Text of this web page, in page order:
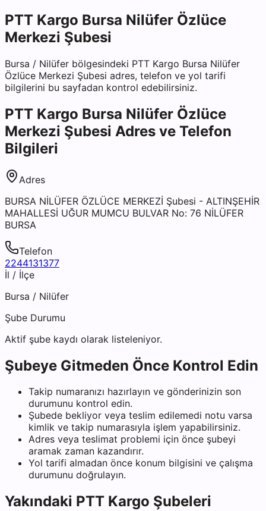
PTT Kargo Bursa Nilüfer Özlüce
Merkezi Şubesi
Bursa / Nilüfer bölgesindeki PTT Kargo Bursa Nilüfer
Özlüce Merkezi Şubesi adres, telefon ve yol tarifi
bilgilerini bu sayfadan kontrol edebilirsiniz.
PTT Kargo Bursa Nilüfer Özlüce
Merkezi Şubesi Adres ve Telefon
Bilgileri
Adres
BURSA NİLÜFER ÖZLÜCE MERKEZİ Şubesi - ALTINŞEHİR
MAHALLESİ UĞUR MUMCU BULVAR No: 76 NİLÜFER
BURSA
Telefon
2244131377
İl / İlçe
Bursa / Nilüfer
Şube Durumu
Aktif şube kaydı olarak listeleniyor.
Şubeye Gitmeden Önce Kontrol Edin
Takip numaranızı hazırlayın ve gönderinizin son
durumunu kontrol edin.
Şubede bekliyor veya teslim edilemedi notu varsa
kimlik ve takip numarasıyla işlem yapabilirsiniz.
Adres veya teslimat problemi için önce şubeyi
aramak zaman kazandırır.
Yol tarifi almadan önce konum bilgisini ve çalışma
durumunu doğrulayın.
Yakındaki PTT Kargo Şubeleri